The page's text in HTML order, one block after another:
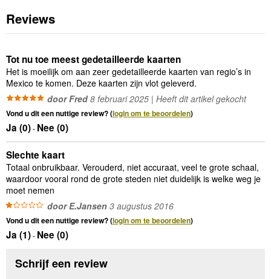
Reviews
Tot nu toe meest gedetailleerde kaarten
Het is moeilijk om aan zeer gedetailleerde kaarten van regio’s in
Mexico te komen. Deze kaarten zijn vlot geleverd.
door Fred8 februari 2025 | Heeft dit artikel gekocht
Vond u dit een nuttige review? (login om te beoordelen)
Ja (0)- Nee (0)
Slechte kaart
Totaal onbruikbaar. Verouderd, niet accuraat, veel te grote schaal,
waardoor vooral rond de grote steden niet duidelijk is welke weg je
moet nemen
door E.Jansen 3 augustus 2016
Vond u dit een nuttige review? (login om te beoordelen)
Ja (1)- Nee (0)
Schrijf een review